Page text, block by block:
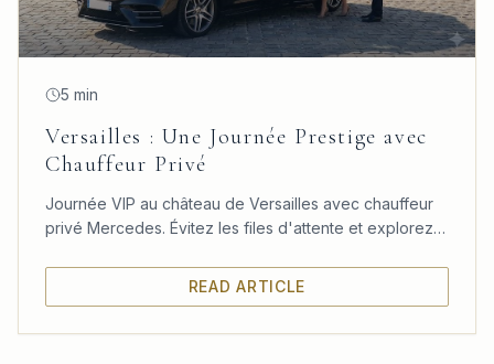
5 min
Versailles : Une Journée Prestige avec
Chauffeur Privé
Journée VIP au château de Versailles avec chauffeur
privé Mercedes. Évitez les files d'attente et explorez
READ ARTICLE